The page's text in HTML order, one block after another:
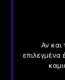
Αν και
επιλεγμένα